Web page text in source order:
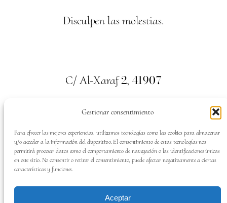
Gestionar consentimiento
Para ofrecer las mejores experiencias, utilizamos tecnologías como las cookies para almacenar
y/o acceder a la información del dispositivo. El consentimiento de estas tecnologías nos
permitirá procesar datos como el comportamiento de navegación o las identificaciones únicas
en este sitio. No consentir o retirar el consentimiento, puede afectar negativamente a ciertas
características y funciones.
Aceptar
Disculpen las molestias.
C/ Al-Xaraf2, 41907
Valencina de la Concepción. Sevilla
Tel:659700313
SÍGUENOS EN: